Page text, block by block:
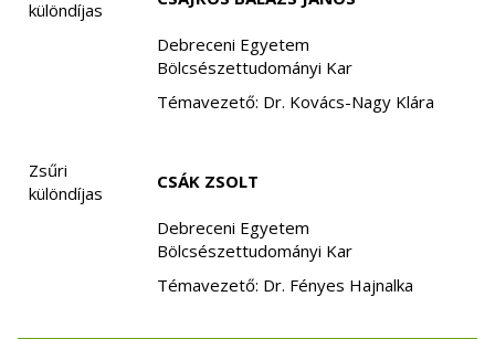
különdíjas
Debreceni Egyetem
Bölcsészettudományi Kar
Témavezető: Dr. Kovács-Nagy Klára
Zsűri
különdíjas
CSÁK ZSOLT
Debreceni Egyetem
Bölcsészettudományi Kar
Témavezető: Dr. Fényes Hajnalka